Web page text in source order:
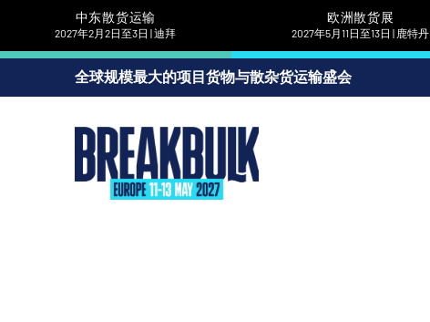
中东散货运输
2027年2月2日至3日 | 迪拜
欧洲散货展
2027年5月11日至13日 | 鹿特丹
全球规模最大的项目货物与散杂货运输盛会